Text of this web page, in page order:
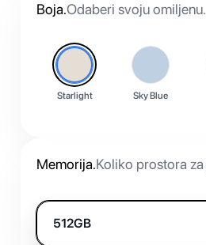
Boja.Odaberi svoju omiljenu.
Starlight Sky Blue
Memorija.Koliko prostora
512GB